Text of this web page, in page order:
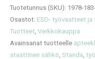
Tuotetunnus (SKU): 1978-
Osastot: ESD- työvaatteet
Tuotteet Verkkokauppa
Avainsanat tuotteelle
staattinen sähkö Standa